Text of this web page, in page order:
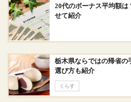
20代のボーナス平均額
せて紹介
栃木県ならではの帰省の
選び方も紹介
くらす